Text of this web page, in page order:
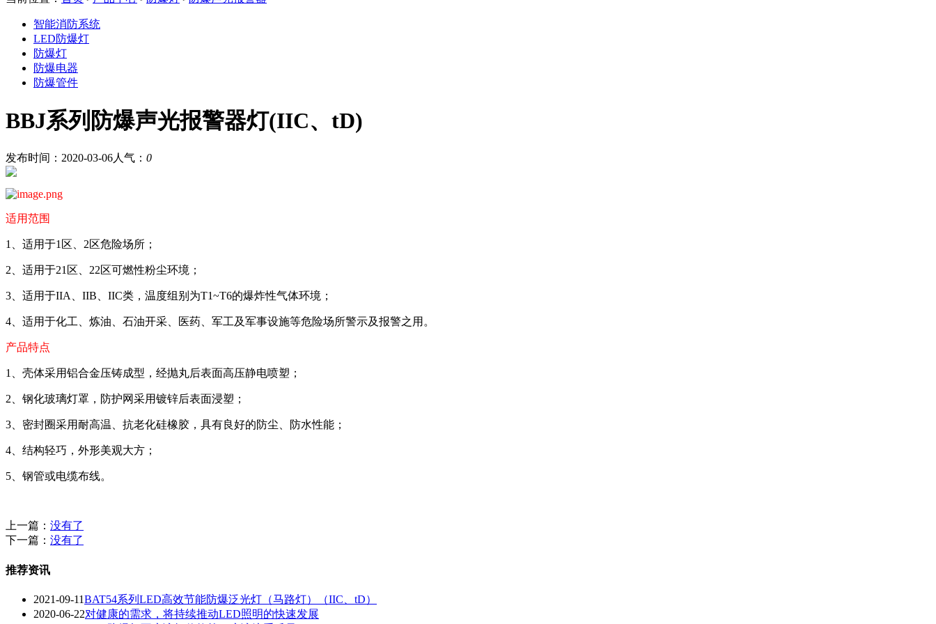
智能消防系统
LED防爆灯
防爆灯
防爆电器
防爆管件
BBJ系列防爆声光报警器灯(IIC、tD)
发布时间：2020-03-06人气： 0
适用范围
1、适用于1区、2区危险场所；
2、适用于21区、22区可燃性粉尘环境；
3、适用于IIA、IIB、IIC类，温度组别为T1~T6的爆炸性气体环境；
4、适用于化工、炼油、石油开采、医药、军工及军事设施等危险场所警示及报警之用。
产品特点
1、壳体采用铝合金压铸成型，经抛丸后表面高压静电喷塑；
2、钢化玻璃灯罩，防护网采用镀锌后表面浸塑；
3、密封圈采用耐高温、抗老化硅橡胶，具有良好的防尘、防水性能；
4、结构轻巧，外形美观大方；
5、钢管或电缆布线。
上一篇： 没有了
下一篇： 没有了
推荐资讯
2021-09-11BAT54系列LED高效节能防爆泛光灯（马路灯）（IIC、tD）
2020-06-22对健康的需求，将持续推动LED照明的快速发展